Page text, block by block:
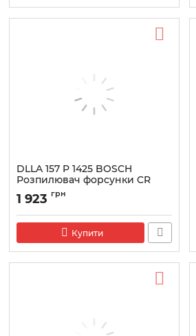
DLLA 157 P 1425 BOSCH
Розпилювач форсунки CR
0433171887
Артикул:
1 923 грн
Купити